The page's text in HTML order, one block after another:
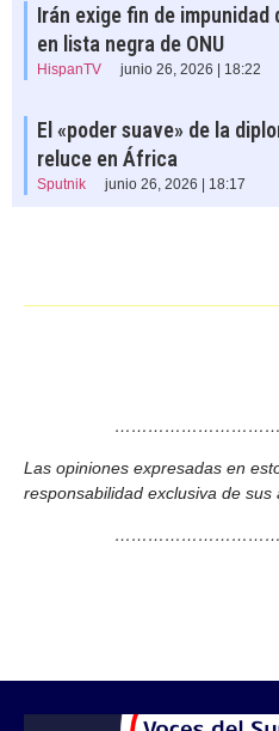
Irán exige fin de
en lista negra de ONU
HispanTV junio 26, 2026 | 18:22
El «poder suave» de la
reluce en África
Sputnik junio 26, 2026 | 18:17
Las opiniones expresadas en
responsabilidad exclusiva de sus